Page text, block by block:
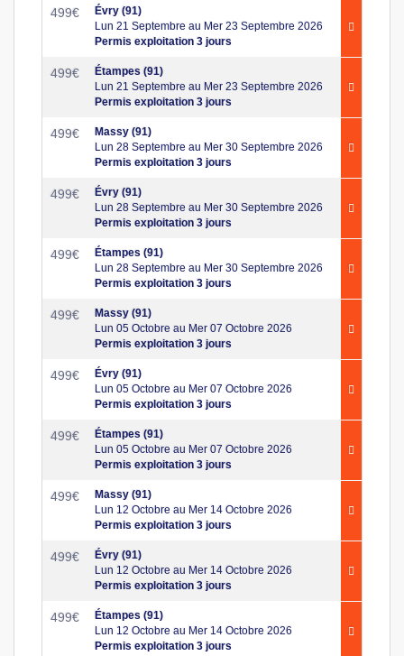
499€
Évry (91)
Lun 21 Septembre au Mer 23 Septembre 2026
Permis exploitation 3 jours
499€
Étampes (91)
Lun 21 Septembre au Mer 23 Septembre 2026
Permis exploitation 3 jours
499€
Massy (91)
Lun 28 Septembre au Mer 30 Septembre 2026
Permis exploitation 3 jours
499€
Évry (91)
Lun 28 Septembre au Mer 30 Septembre 2026
Permis exploitation 3 jours
499€
Étampes (91)
Lun 28 Septembre au Mer 30 Septembre 2026
Permis exploitation 3 jours
499€
Massy (91)
Lun 05 Octobre au Mer 07 Octobre 2026
Permis exploitation 3 jours
499€
Évry (91)
Lun 05 Octobre au Mer 07 Octobre 2026
Permis exploitation 3 jours
499€
Étampes (91)
Lun 05 Octobre au Mer 07 Octobre 2026
Permis exploitation 3 jours
499€
Massy (91)
Lun 12 Octobre au Mer 14 Octobre 2026
Permis exploitation 3 jours
499€
Évry (91)
Lun 12 Octobre au Mer 14 Octobre 2026
Permis exploitation 3 jours
499€
Étampes (91)
Lun 12 Octobre au Mer 14 Octobre 2026
Permis exploitation 3 jours